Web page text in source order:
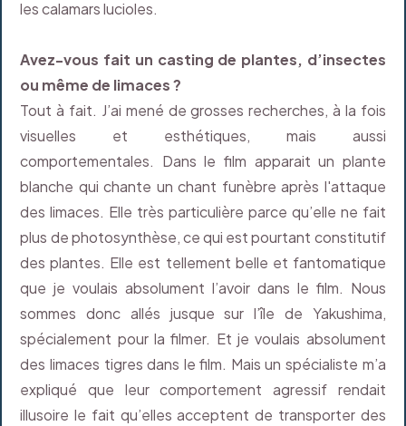
les calamars lucioles.
Avez-vous fait un casting de plantes, d’insectes
ou même de limaces ?
Tout à fait. J’ai mené de grosses recherches, à la fois
visuelles et esthétiques, mais aussi
comportementales. Dans le film apparait un plante
blanche qui chante un chant funèbre après l'attaque
des limaces. Elle très particulière parce qu’elle ne fait
plus de photosynthèse, ce qui est pourtant constitutif
des plantes. Elle est tellement belle et fantomatique
que je voulais absolument l’avoir dans le film. Nous
sommes donc allés jusque sur l’île de Yakushima,
spécialement pour la filmer. Et je voulais absolument
des limaces tigres dans le film. Mais un spécialiste m’a
expliqué que leur comportement agressif rendait
illusoire le fait qu’elles acceptent de transporter des